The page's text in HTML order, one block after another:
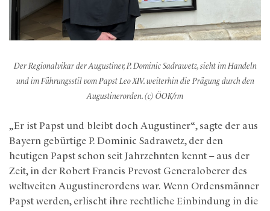
Der Regionalvikar der Augustiner, P. Dominic Sadrawetz, sieht im Handeln
und im Führungsstil vom Papst Leo XIV. weiterhin die Prägung durch den
Augustinerorden. (c) ÖOK/rm
„Er ist Papst und bleibt doch Augustiner“, sagte der aus
Bayern gebürtige P. Dominic Sadrawetz, der den
heutigen Papst schon seit Jahrzehnten kennt – aus der
Zeit, in der Robert Francis Prevost Generaloberer des
weltweiten Augustinerordens war. Wenn Ordensmänner
Papst werden, erlischt ihre rechtliche Einbindung in die